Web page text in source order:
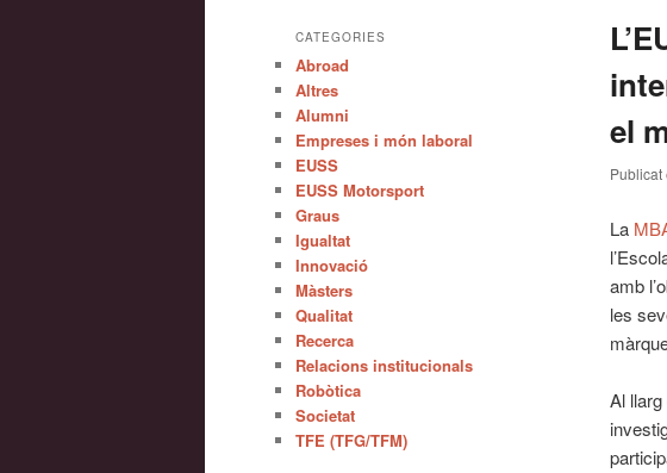
el
Publicat
La
amb
les
Al
CATEGORIES
Abroad
Altres
Alumni
Empreses i món laboral
EUSS
EUSS Motorsport
Graus
Igualtat
Innovació
Màsters
Qualitat
Recerca
Relacions institucionals
Robòtica
Societat
TFE (TFG/TFM)